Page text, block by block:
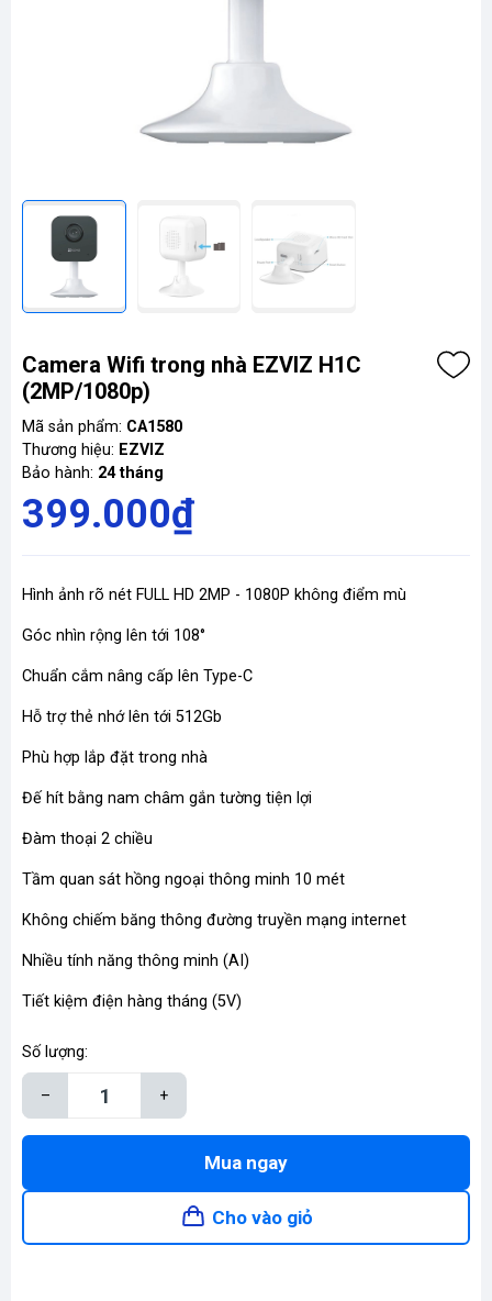
Camera Wifi trong nhà EZVIZ H1C
(2MP/1080p)
Mã sản phẩm: CA1580
Thương hiệu: EZVIZ
Bảo hành: 24 tháng
399.000₫
Hình ảnh rõ nét FULL HD 2MP - 1080P không điểm mù
Góc nhìn rộng lên tới 108°
Chuẩn cắm nâng cấp lên Type-C
Hỗ trợ thẻ nhớ lên tới 512Gb
Phù hợp lắp đặt trong nhà
Đế hít bằng nam châm gắn tường tiện lợi
Đàm thoại 2 chiều
Tầm quan sát hồng ngoại thông minh 10 mét
Không chiếm băng thông đường truyền mạng internet
Nhiều tính năng thông minh (AI)
Tiết kiệm điện hàng tháng (5V)
Số lượng:
– +
Mua ngay
Cho vào giỏ